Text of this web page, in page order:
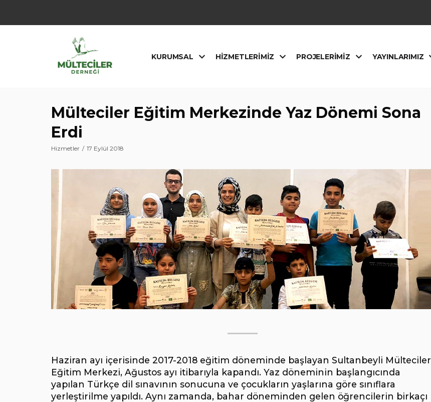
geç
KURUMSAL HIZMETLERIMIZ PROJELERIMIZ YAYINLARIMIZ
Mülteciler Eğitim Merkezinde Yaz Dönemi Sona
Erdi
Hizmetler 17 Eylül 2018
Haziran ayı içerisinde 2017-2018 eğitim döneminde başlayan Sultanbeyli Mülteciler
Eğitim Merkezi, Ağustos ayı itibarıyla kapandı. Yaz döneminin başlangıcında
yapılan Türkçe dil sınavının sonucuna ve çocukların yaşlarına göre sınıflara
yerleştirilme yapıldı. Aynı zamanda, bahar döneminden gelen öğrencilerin birkaçı